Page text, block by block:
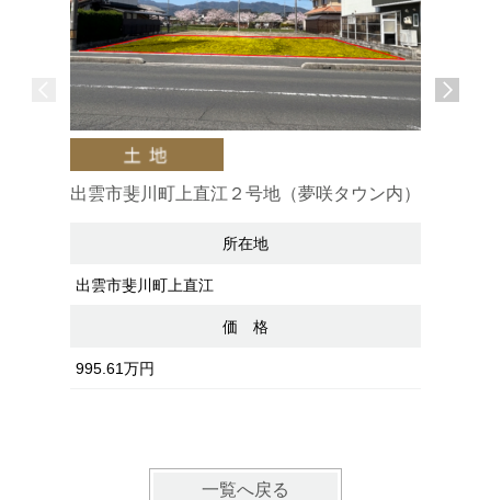
出雲市斐川町上直江２号地（夢咲タウン内）
所在地
出雲市斐川町上直江
価 格
995.61万円
一覧へ戻る